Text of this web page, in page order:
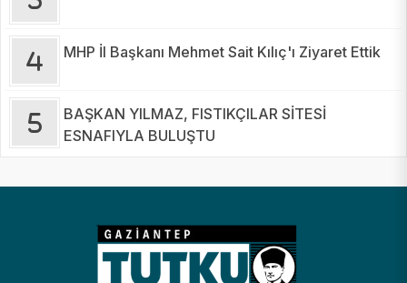
MHP İl Başkanı Mehmet Sait Kılıç'ı Ziyaret Ettik
BAŞKAN YILMAZ, FISTIKÇILAR SİTESİ
ESNAFIYLA BULUŞTU